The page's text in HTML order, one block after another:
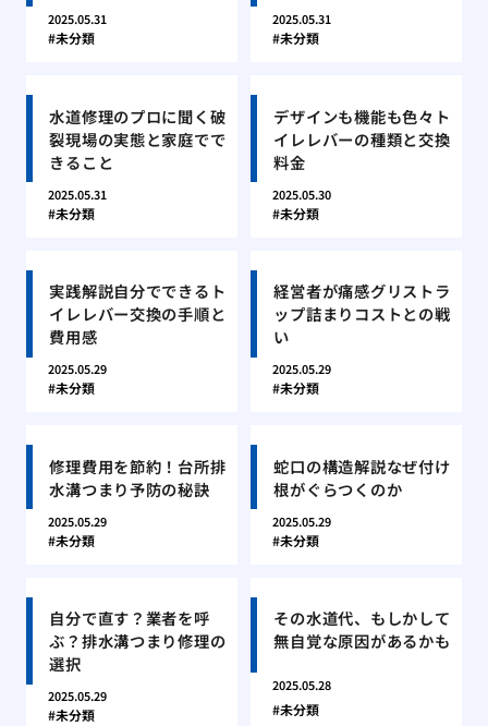
2025.05.31
未分類
2025.05.31
未分類
水道修理のプロに聞く破
裂現場の実態と家庭でで
きること
2025.05.31
未分類
デザインも機能も色々ト
イレレバーの種類と交換
料金
2025.05.30
未分類
実践解説自分でできるト
イレレバー交換の手順と
費用感
2025.05.29
未分類
経営者が痛感グリストラ
ップ詰まりコストとの戦
い
2025.05.29
未分類
修理費用を節約！台所排
水溝つまり予防の秘訣
2025.05.29
未分類
蛇口の構造解説なぜ付け
根がぐらつくのか
2025.05.29
未分類
自分で直す？業者を呼
ぶ？排水溝つまり修理の
選択
2025.05.29
未分類
その水道代、もしかして
無自覚な原因があるかも
2025.05.28
未分類